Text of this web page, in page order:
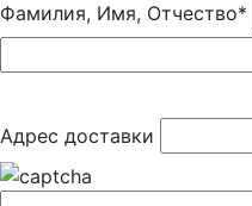
Фамилия, Имя, Отчество*
Адрес доставки